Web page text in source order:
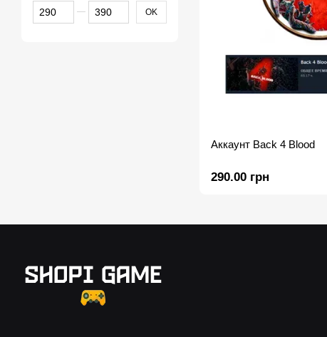
Аккаунт Back 4 Blood
290.00 грн
От Цена, грн
До Цена, грн OK